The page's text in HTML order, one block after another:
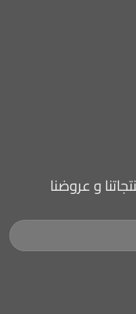
و عروضنا